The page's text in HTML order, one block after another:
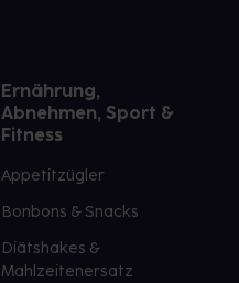
Ernährung,
Abnehmen, Sport &
Fitness
Appetitzügler
Bonbons & Snacks
Diätshakes &
Mahlzeitenersatz